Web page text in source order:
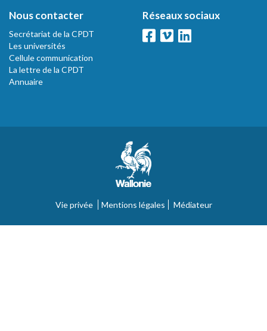
Nous contacter
Secrétariat de la CPDT
Les universités
Cellule communication
La lettre de la CPDT
Annuaire
Réseaux sociaux
Vie privée Mentions légales Médiateur